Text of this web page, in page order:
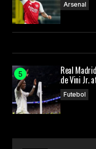
Arsenal
Real
de Vini Jr.
Futebol